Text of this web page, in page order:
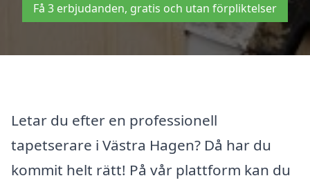
Få 3 erbjudanden, gratis och utan förpliktelser
Letar du efter en professionell
tapetserare i Västra Hagen? Då har du
kommit helt rätt! På vår plattform kan du